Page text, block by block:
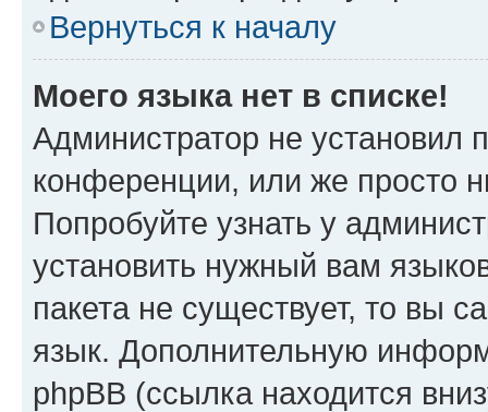
Вернуться к началу
Моего языка нет в списке!
Администратор не установил
конференции, или же просто
Попробуйте узнать у
установить нужный вам
пакета не существует, то вы
язык. Дополнительную
phpBB (ссылка находится